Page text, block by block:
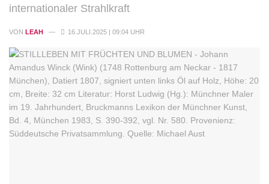
internationaler Strahlkraft
VON LEAH 16.JULI.2025 | 09:04 UHR